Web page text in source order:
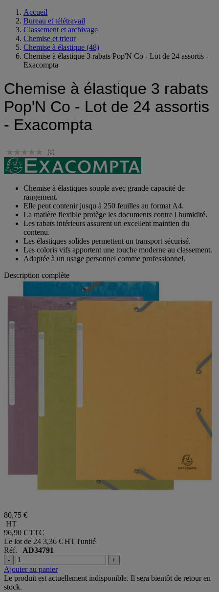
Accueil
Bureau et télétravail
Classement et archivage
Chemise et trieur
Chemise à élastique (48)
Chemise à élastique 3 rabats Pop'N Co - Lot de 24 assortis -
Exacompta
Chemise à élastique 3 rabats
Pop'N Co - Lot de 24 assortis
- Exacompta
(0)
Chemise à élastiques souple avec grande capacité de
rangement.
Elle peut contenir jusqu à 250 feuilles au format A4.
La matière flexible protège les documents contre l humidité.
Les rabats intérieurs assurent un excellent maintien du
contenu.
Les élastiques solides permettent un transport sécurisé.
Les coloris vifs apportent une touche moderne au classement.
Adaptée à un usage personnel comme professionnel.
Description complète
80,75 €
HT
96,90 € TTC
Le lot de 24 3,36 € HT l'unité
Réf. AD34791
- +
Ajouter au panier
Le produit est actuellement indisponible. Il sera bientôt de retour en
stock.